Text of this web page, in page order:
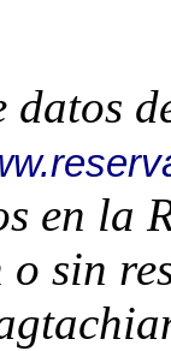
en la
o sin